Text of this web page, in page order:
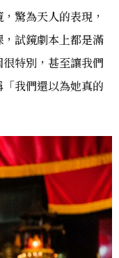
驚為天人的表現，
試鏡劇本上都是滿
特別，甚至讓我們
我們還以為她真的